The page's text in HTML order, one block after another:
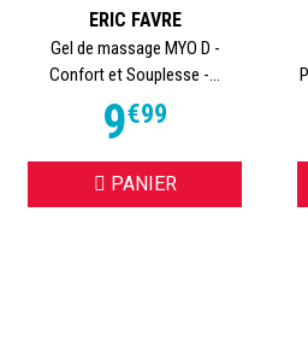
ERIC FAVRE
Gel de massage MYO D -
Confort et Souplesse -...
9€99
PANIER